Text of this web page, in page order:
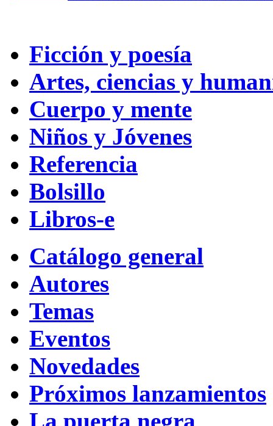
Ficción y poesía
Artes, ciencias y
Cuerpo y mente
Niños y Jóvenes
Referencia
Bolsillo
Libros-e
Catálogo general
Autores
Temas
Eventos
Novedades
Próximos lanzamientos